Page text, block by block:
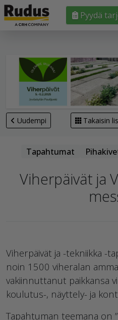
Pyydä
Uudempi Takaisin
Tapahtumat
Viherpäivät ja
Viherpäivät ja -tekniikka -
noin 1500 viheralan
vakiinnuttanut paikkansa
koulutus-, näyttely- ja
Tapahtuman teemana on